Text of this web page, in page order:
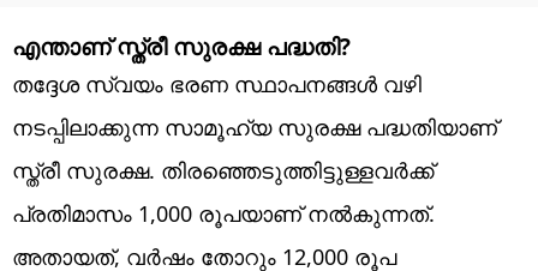
എന്താണ് സ്ത്രീ സുരക്ഷ പദ്ധതി?
തദ്ദേശ സ്വയം ഭരണ സ്ഥാപനങ്ങൾ വഴി
നടപ്പിലാക്കുന്ന സാമൂഹ്യ സുരക്ഷ പദ്ധതിയാണ്
സ്ത്രീ സുരക്ഷ. തിരഞ്ഞെടുത്തിട്ടുള്ളവർക്ക്
പ്രതിമാസം 1,000 രൂപയാണ് നൽകുന്നത്.
അതായത്, വർഷം തോറും 12,000 രൂപ